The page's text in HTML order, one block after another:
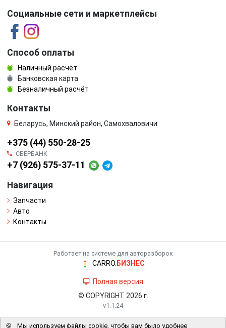
Социальные сети и маркетплейсы
Способ оплаты
Наличный расчёт
Банковская карта
Безналичный расчёт
Контакты
Беларусь, Минский район, Самохваловичи
+375 (44) 550-28-25
СБЕРБАНК
+7 (926) 575-37-11
Навигация
Запчасти
Авто
Контакты
Работает на системе для авторазборок
CARRO. БИЗНЕС
Полная версия
© COPYRIGHT 2026 г.
v1.1.24
🍪 Мы используем файлы cookie, чтобы вам было удобнее